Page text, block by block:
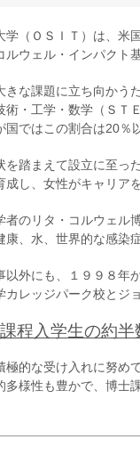
学（ＯＳＩＴ）は、米
ウェル・インパクト
きな課題に立ち向かう
術・工学・数学（ＳＴ
ではこの割合は20％
を踏まえて設立に至っ
成し、女性がキャリア
者のリタ・コルウェル
康、水、世界的な感染
以外にも、１９９８年
レッジパーク校とジ
程入学生の約半
極的な受け入れに努め
多様性も豊かで、博士